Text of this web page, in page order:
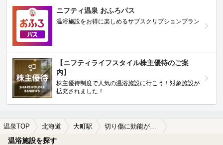
ニフティ温泉 おふろパス
温浴施設をお得に楽しめるサブスクリプションプラン
【ニフティライフスタイル株主優待のご案
内】
株主優待制度で人気の温浴施設に行こう！対象施設が
拡充されました！
温泉TOP 北海道 大町駅
温浴施設を探す